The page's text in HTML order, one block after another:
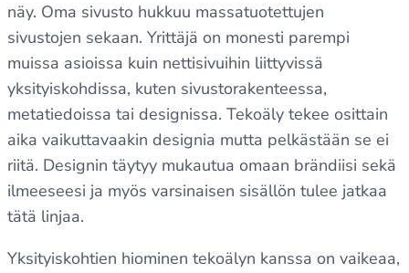
näy. Oma sivusto hukkuu massatuotettujen
sivustojen sekaan. Yrittäjä on monesti parempi
muissa asioissa kuin nettisivuihin liittyvissä
yksityiskohdissa, kuten sivustorakenteessa,
metatiedoissa tai designissa. Tekoäly tekee osittain
aika vaikuttavaakin designia mutta pelkästään se ei
riitä. Designin täytyy mukautua omaan brändiisi sekä
ilmeeseesi ja myös varsinaisen sisällön tulee jatkaa
tätä linjaa.
Yksityiskohtien hiominen tekoälyn kanssa on vaikeaa,